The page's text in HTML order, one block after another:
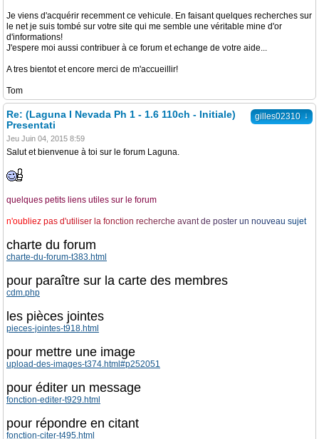
Je viens d'acquérir recemment ce vehicule. En faisant quelques recherches sur
le net je suis tombé sur votre site qui me semble une véritable mine d'or
d'informations!
J'espere moi aussi contribuer à ce forum et echange de votre aide...
A tres bientot et encore merci de m'accueillir!
Tom
gilles02310 ↓
Re: (Laguna I Nevada Ph 1 - 1.6 110ch - Initiale)
Presentati
Jeu Juin 04, 2015 8:59
Salut et bienvenue à toi sur le forum Laguna.
quelques petits liens utiles sur le forum
n'oub iez pas d'uti iser a fonction recherche avant de poster un nouveau sujet
charte du forum
charte-du-forum-t383.html
pour paraître sur la carte des membres
cdm.php
les pièces jointes
pieces-jointes-t918.html
pour mettre une image
upload-des-images-t374.html#p252051
pour éditer un message
fonction-editer-t929.html
pour répondre en citant
fonction-citer-t495.html